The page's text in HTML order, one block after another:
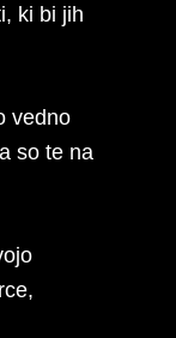
ki bi jih
vedno
so te na